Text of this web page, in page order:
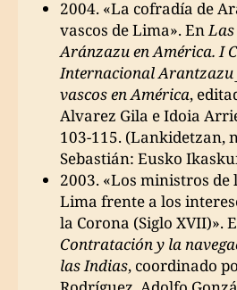
2004. «La cofradía de
vascos de Lima». En
Aránzazu en América. I
Internacional Arantzazu
vascos en América,
Alvarez Gila e Idoia
103-115. (Lankidetzan,
Sebastián: Eusko
2003. «Los ministros de
Lima frente a los
la Corona (Siglo XVII)».
Contratación y la
las Indias, coordinado